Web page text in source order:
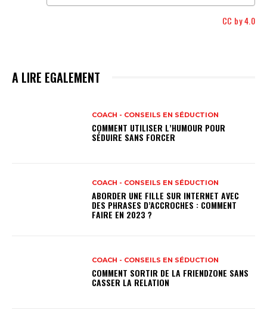
CC by 4.0
A LIRE EGALEMENT
COACH - CONSEILS EN SÉDUCTION
COMMENT UTILISER L’HUMOUR POUR
SÉDUIRE SANS FORCER
COACH - CONSEILS EN SÉDUCTION
ABORDER UNE FILLE SUR INTERNET AVEC
DES PHRASES D’ACCROCHES : COMMENT
FAIRE EN 2023 ?
COACH - CONSEILS EN SÉDUCTION
COMMENT SORTIR DE LA FRIENDZONE SANS
CASSER LA RELATION